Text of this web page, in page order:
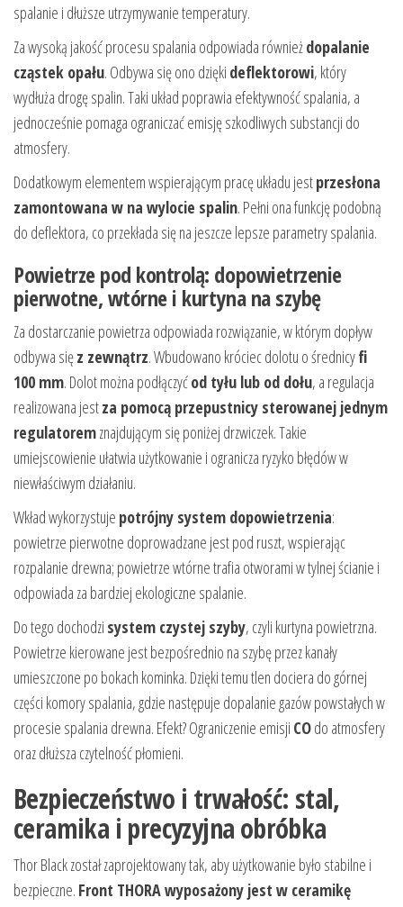
spalanie i dłuższe utrzymywanie temperatury.
Za wysoką jakość procesu spalania odpowiada równieżdopalanie
cząstek opału. Odbywa się ono dzięki deflektorowi, który
wydłuża drogę spalin. Taki układ poprawia efektywność spalania, a
jednocześnie pomaga ograniczać emisję szkodliwych substancji do
atmosfery.
Dodatkowym elementem wspierającym pracę układu jestprzesłona
zamontowana w na wylocie spalin. Pełni ona funkcję podobną
do deflektora, co przekłada się na jeszcze lepsze parametry spalania.
Powietrze pod kontrolą: dopowietrzenie
pierwotne, wtórne i kurtyna na szybę
Za dostarczanie powietrza odpowiada rozwiązanie, w którym dopływ
odbywa sięz zewnątrz. Wbudowano króciec dolotu o średnicyfi
100 mm. Dolot można podłączyćod tyłu lub od dołu, a regulacja
realizowana jestza pomocą przepustnicy sterowanej jednym
regulatoremznajdującym się poniżej drzwiczek. Takie
umiejscowienie ułatwia użytkowanie i ogranicza ryzyko błędów w
niewłaściwym działaniu.
Wkład wykorzystuje potrójny system dopowietrzenia:
powietrze pierwotne doprowadzane jest pod ruszt, wspierając
rozpalanie drewna; powietrze wtórne trafia otworami w tylnej ścianie i
odpowiada za bardziej ekologiczne spalanie.
Do tego dochodzi system czystej szyby, czyli kurtyna powietrzna.
Powietrze kierowane jest bezpośrednio na szybę przez kanały
umieszczone po bokach kominka. Dzięki temu tlen dociera do górnej
części komory spalania, gdzie następuje dopalanie gazów powstałych w
procesie spalania drewna. Efekt? Ograniczenie emisji COdo atmosfery
oraz dłuższa czytelność płomieni.
Bezpieczeństwo i trwałość: stal,
ceramika i precyzyjna obróbka
Thor Black został zaprojektowany tak, aby użytkowanie było stabilne i
bezpieczne. Front THORA wyposażony jest w ceramikę